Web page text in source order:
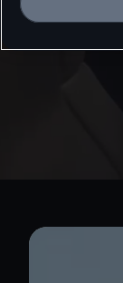
stranice.